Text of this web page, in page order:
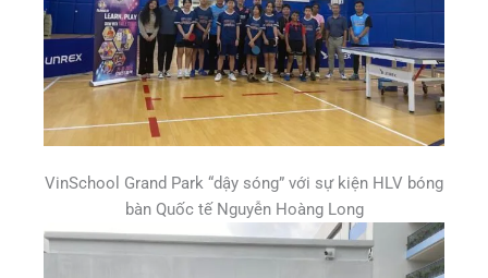
VinSchool Grand Park “dậy sóng” với sự kiện HLV bóng
bàn Quốc tế Nguyễn Hoàng Long